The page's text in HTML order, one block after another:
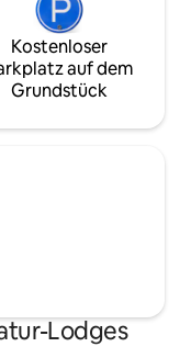
Kostenloser
auf dem
Grundstück
Lodges